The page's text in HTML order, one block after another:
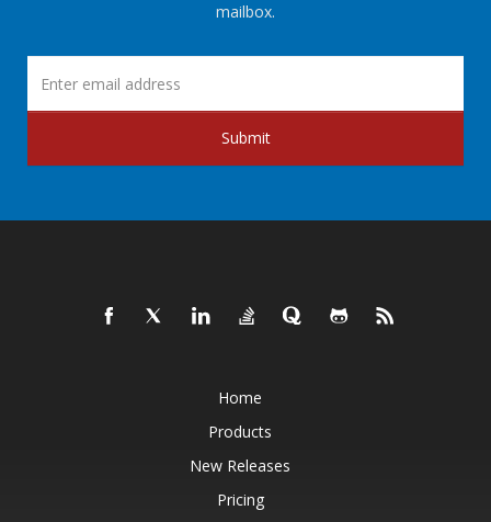
mailbox.
Submit
Home
Products
New Releases
Pricing